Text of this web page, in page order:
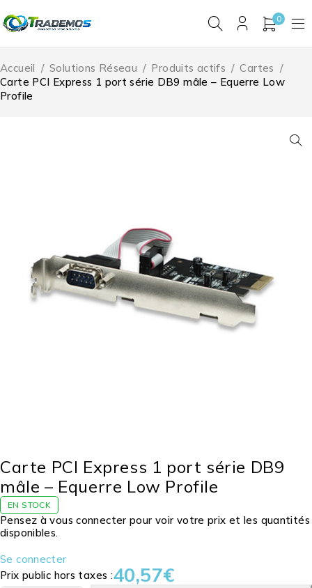
0
Accueil / Solutions Réseau / Produits actifs / Cartes /
Carte PCI Express 1 port série DB9 mâle – Equerre Low
Profile
Carte PCI Express 1 port série DB9
mâle – Equerre Low Profile
EN STOCK
Pensez à vous connecter pour voir votre prix et les quantités
disponibles.
Se connecter
Prix public hors taxes :40,57€